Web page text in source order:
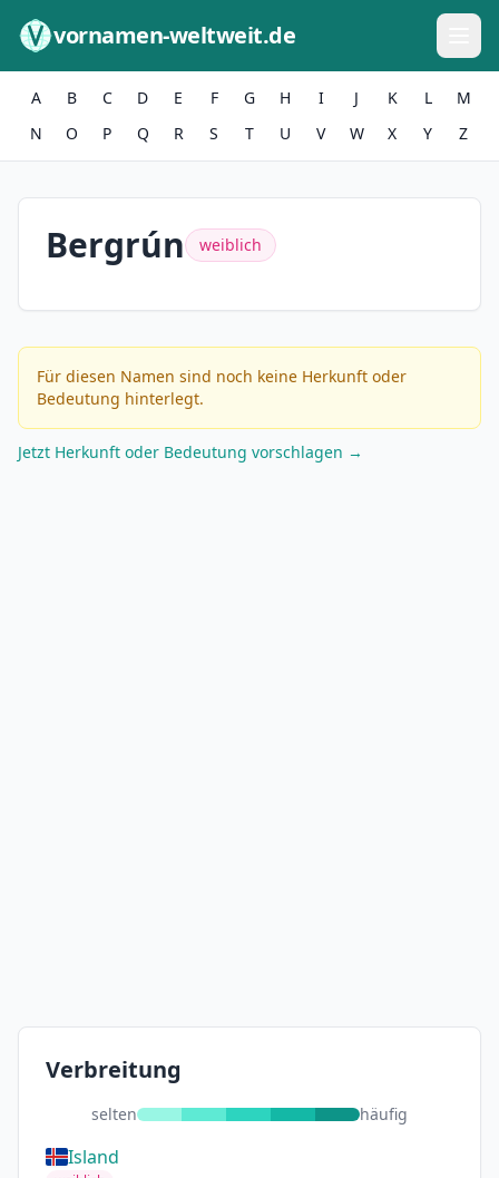
vornamen-weltweit.de
A B C D E F G H I J K L
M
N
O P Q R S T U V W X Y Z
Bergrún weiblich
Für diesen Namen sind noch keine Herkunft oder
Bedeutung hinterlegt.
Jetzt Herkunft oder Bedeutung vorschlagen →
Verbreitung
selten häufig
Island